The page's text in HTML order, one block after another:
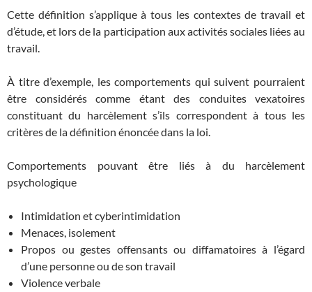
Cette définition s’applique à tous les contextes de travail et
d’étude, et lors de la participation aux activités sociales liées au
travail.
À titre d’exemple, les comportements qui suivent pourraient
être considérés comme étant des conduites vexatoires
constituant du harcèlement s’ils correspondent à tous les
critères de la définition énoncée dans la loi.
Comportements pouvant être liés à du harcèlement
psychologique
Intimidation et cyberintimidation
Menaces, isolement
Propos ou gestes offensants ou diffamatoires à l’égard
d’une personne ou de son travail
Violence verbale